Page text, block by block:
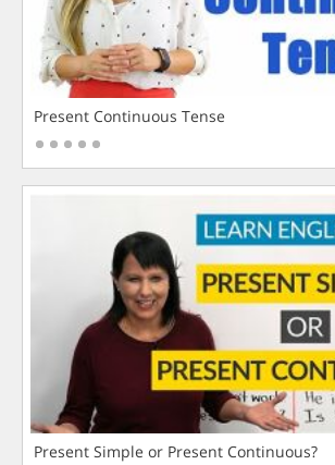
Present Continuous Tense
Present Simple or Present Continuous?